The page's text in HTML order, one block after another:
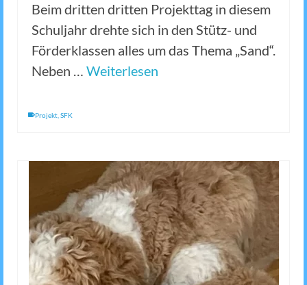
Beim dritten dritten Projekttag in diesem
Schuljahr drehte sich in den Stütz- und
Förderklassen alles um das Thema „Sand“.
Neben … Weiterlesen
Projekt SFK